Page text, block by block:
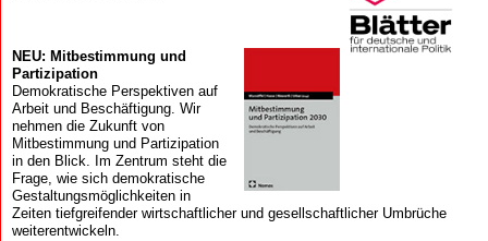
NEU: Mitbestimmung und
Partizipation
Demokratische Perspektiven auf
Arbeit und Beschäftigung. Wir
nehmen die Zukunft von
Mitbestimmung und Partizipation
in den Blick. Im Zentrum steht die
Frage, wie sich demokratische
Gestaltungsmöglichkeiten in
Zeiten tiefgreifender wirtschaftlicher und gesellschaftlicher Umbrüche
weiterentwickeln.